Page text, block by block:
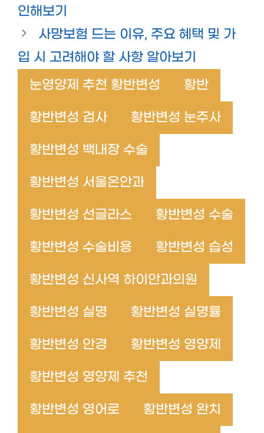
인해보기
사망보험 드는 이유, 주요 혜택 및 가
입 시 고려해야 할 사항 알아보기
눈영양제 추천 황반변성
황반
황반변성 검사 황반변성 눈주사
황반변성 백내장 수술
황반변성 서울온안과
황반변성 선글라스 황반변성 수술
황반변성 수술비용 황반변성 습성
황반변성 신사역 하이안과의원
황반변성 실명 황반변성 실명률
황반변성 안경 황반변성 영양제
황반변성 영양제 추천
황반변성 영어로 황반변성 완치